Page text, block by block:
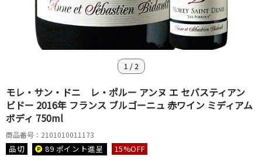
1 / 2
モレ・サン・ドニ レ・ポルー アンヌ エ セバスティアン
ビドー 2016年 フランス ブルゴーニュ 赤ワイン ミディアム
ボディ 750ml
商品番号：2101010011173
品切 89 ポイント進呈 15%OFF